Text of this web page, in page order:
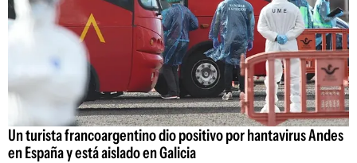
Un turista francoargentino dio positivo por hantavirus Andes
en España y está aislado en Galicia